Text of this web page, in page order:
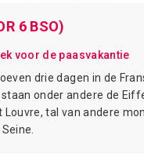
6 BSO)
voor de paasvakantie
drie dagen in de
onder andere de
Louvre, tal van andere